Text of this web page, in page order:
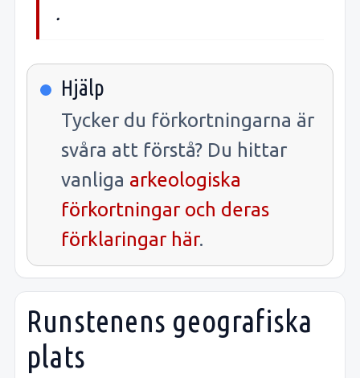
.
Hjälp
Tycker du förkortningarna är
svåra att förstå? Du hittar
vanliga arkeologiska
förkortningar och deras
förklaringar här.
Runstenens geografiska
plats